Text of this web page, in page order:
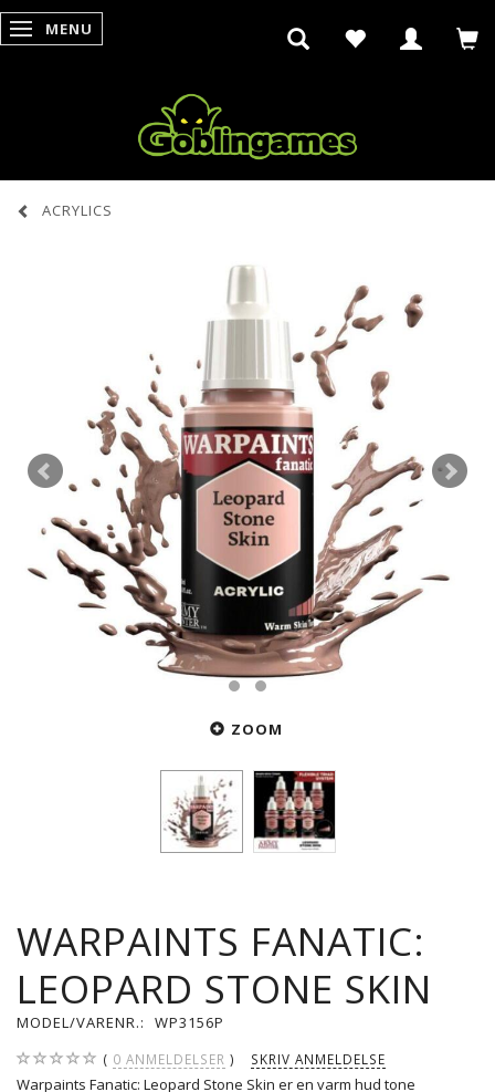
SKIFTE NAVIGATION
MENU
ACRYLICS
ZOOM
WARPAINTS FANATIC:
LEOPARD STONE SKIN
MODEL/VARENR.: WP3156P
0 ANMELDELSER SKRIV ANMELDELSE
Warpaints Fanatic: Leopard Stone Skin er en varm hud tone